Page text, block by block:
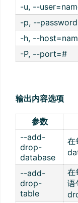
-u, --
-p, --
-h, --
-P, --port=#
输出内容选项
参数
--add-
drop-
database
在
--add-
drop-
table
在
语